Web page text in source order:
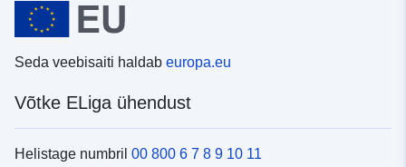
Seda veebisaiti haldab europa.eu
Võtke ELiga ühendust
Helistage numbril 00 800 6 7 8 9 10 11